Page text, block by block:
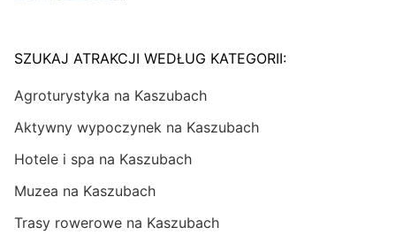
SZUKAJ ATRAKCJI WEDŁUG KATEGORII:
Agroturystyka na Kaszubach
Aktywny wypoczynek na Kaszubach
Hotele i spa na Kaszubach
Muzea na Kaszubach
Trasy rowerowe na Kaszubach